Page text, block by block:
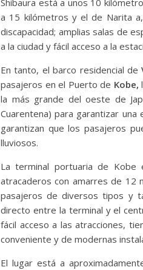
Shibaura está a unos 10
a 15 kilómetros y el de Narita
discapacidad; amplias salas de
a la ciudad y fácil acceso a la
En tanto, el barco residencial de
pasajeros en el Puerto de Kobe,
la más grande del oeste de
Cuarentena) para garantizar
garantizan que los pasajeros
lluviosos.
La terminal portuaria de
atracaderos con amarres de 12
pasajeros de diversos tipos y
directo entre la terminal y el
fácil acceso a las atracciones,
conveniente y de modernas
El lugar está a